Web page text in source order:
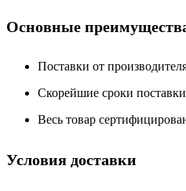
Основные
Поставки от
Скорейшие сроки поставки
Весь товар
Условия доставки